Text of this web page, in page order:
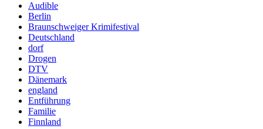
Audible
Berlin
Braunschweiger Krimifestival
Deutschland
dorf
Drogen
DTV
Dänemark
england
Entführung
Familie
Finnland